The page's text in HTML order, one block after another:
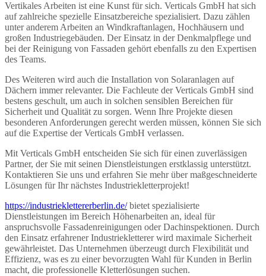
Vertikales Arbeiten ist eine Kunst für sich. Verticals GmbH hat sich
auf zahlreiche spezielle Einsatzbereiche spezialisiert. Dazu zählen
unter anderem Arbeiten an Windkraftanlagen, Hochhäusern und
großen Industriegebäuden. Der Einsatz in der Denkmalpflege und
bei der Reinigung von Fassaden gehört ebenfalls zu den Expertisen
des Teams.
Des Weiteren wird auch die Installation von Solaranlagen auf
Dächern immer relevanter. Die Fachleute der Verticals GmbH sind
bestens geschult, um auch in solchen sensiblen Bereichen für
Sicherheit und Qualität zu sorgen. Wenn Ihre Projekte diesen
besonderen Anforderungen gerecht werden müssen, können Sie sich
auf die Expertise der Verticals GmbH verlassen.
Mit Verticals GmbH entscheiden Sie sich für einen zuverlässigen
Partner, der Sie mit seinen Dienstleistungen erstklassig unterstützt.
Kontaktieren Sie uns und erfahren Sie mehr über maßgeschneiderte
Lösungen für Ihr nächstes Industriekletterprojekt!
https://industrieklettererberlin.de/bietet spezialisierte
Dienstleistungen im Bereich Höhenarbeiten an, ideal für
anspruchsvolle Fassadenreinigungen oder Dachinspektionen. Durch
den Einsatz erfahrener Industriekletterer wird maximale Sicherheit
gewährleistet. Das Unternehmen überzeugt durch Flexibilität und
Effizienz, was es zu einer bevorzugten Wahl für Kunden in Berlin
macht, die professionelle Kletterlösungen suchen.